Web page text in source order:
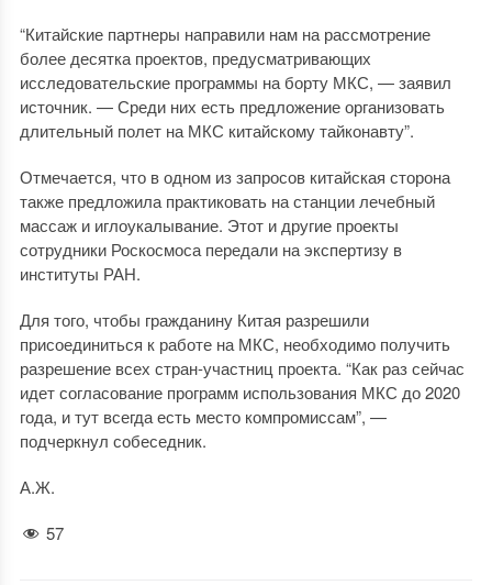
“Китайские партнеры направили нам на рассмотрение
более десятка проектов, предусматривающих
исследовательские программы на борту МКС, — заявил
источник. — Среди них есть предложение организовать
длительный полет на МКС китайскому тайконавту”.
Отмечается, что в одном из запросов китайская сторона
также предложила практиковать на станции лечебный
массаж и иглоукалывание. Этот и другие проекты
сотрудники Роскосмоса передали на экспертизу в
институты РАН.
Для того, чтобы гражданину Китая разрешили
присоединиться к работе на МКС, необходимо получить
разрешение всех стран-участниц проекта. “Как раз сейчас
идет согласование программ использования МКС до 2020
года, и тут всегда есть место компромиссам”, —
подчеркнул собеседник.
А.Ж.
57